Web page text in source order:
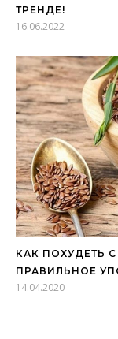
ТРЕНДЕ!
16.06.2022
КАК ПОХУДЕТЬ
ПРАВИЛЬНОЕ
14.04.2020